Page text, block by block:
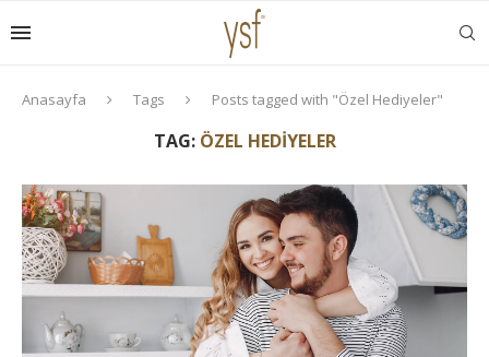
Anasayfa Tags Posts tagged with "Özel Hediyeler"
TAG: ÖZEL HEDIYELER